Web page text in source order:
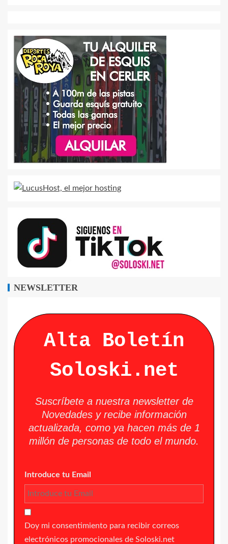
NEWSLETTER
Alta Boletín
Soloski.net
Suscríbete a nuestra newsletter de
Novedades y recibe información
actualizada, como ya hacen más de 1
millón de personas de todo el mundo.
Introduce tu Email
Doy mi consentimiento para recibir correos
electrónicos promocionales de Soloski.net